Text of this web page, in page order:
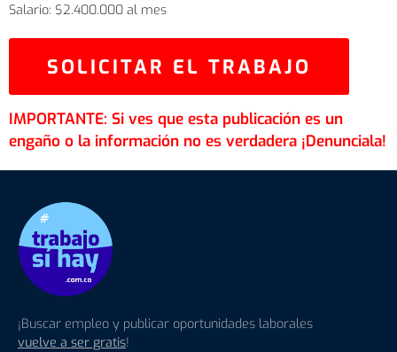
Salario: $2.400.000 al mes
¡Buscar empleo y publicar oportunidades laborales
vuelve a ser gratis!